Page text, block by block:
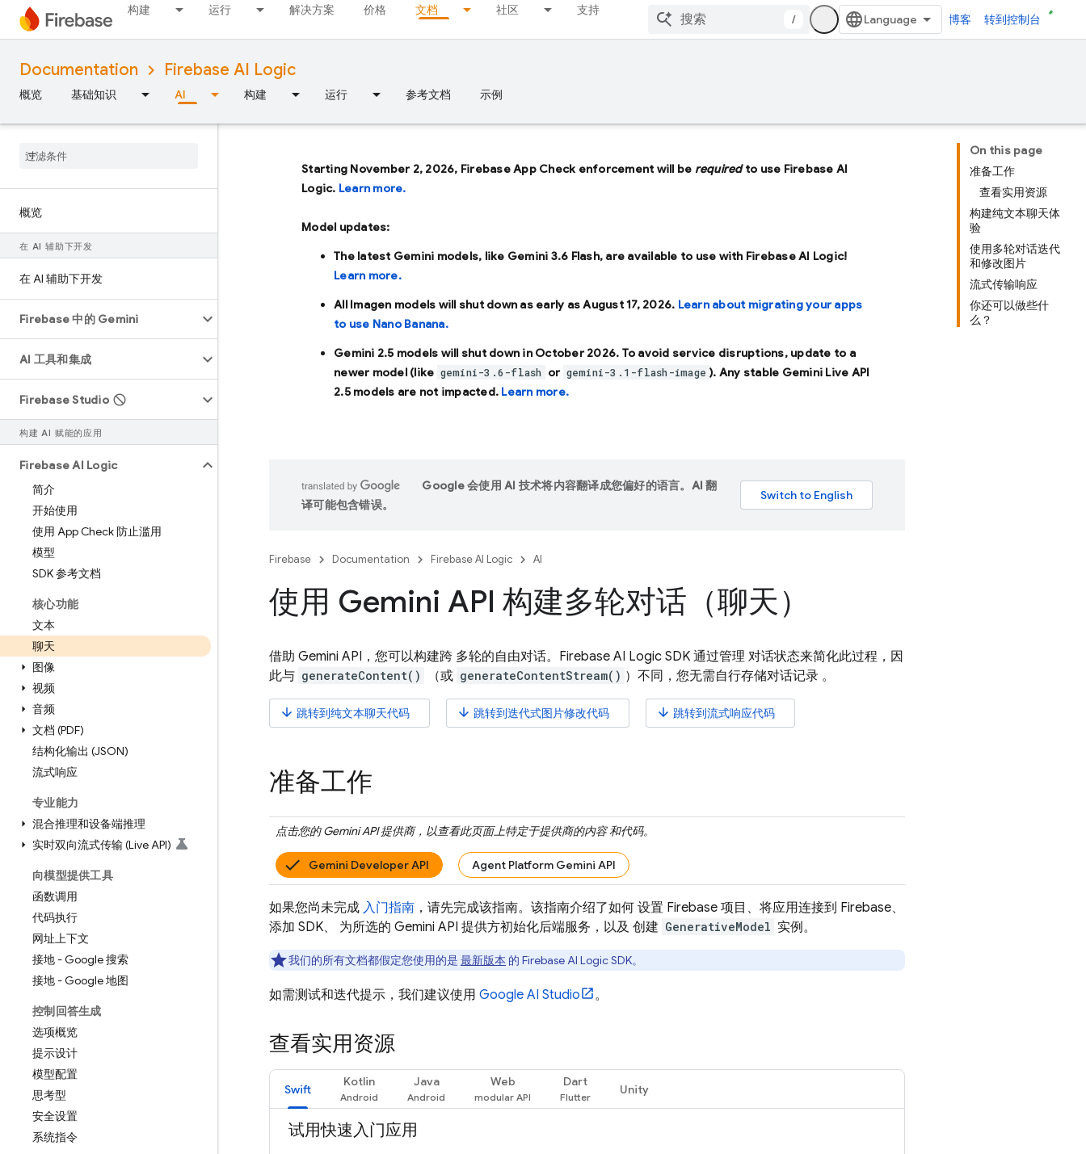
构建 运行 解决方案 价格 文档 社区 支持
/ 博客 转到控制台
Documentation Firebase AI Logic
概览 基础知识 AI 构建 运行 参考文档 示例
概览
在 AI 辅助下开发
在 AI 辅助下开发
Firebase 中的 Gemini
AI 工具和集成
Firebase Studio
构建 AI 赋能的应用
Firebase AI Logic
简介
开始使用
使用 App Check 防止滥用
模型
SDK 参考文档
核心功能
文本
聊天
图像
视频
音频
文档 (PDF)
结构化输出 (JSON)
流式响应
专业能力
混合推理和设备端推理
实时双向流式传输 (Live API)
向模型提供工具
函数调用
代码执行
网址上下文
接地 - Google 搜索
接地 - Google 地图
控制回答生成
选项概览
提示设计
模型配置
思考型
安全设置
系统指令
On this page
准备工作
查看实用资源
构建纯文本聊天体
验
使用多轮对话迭代
和修改图片
流式传输响应
你还可以做些什
么？
Starting November 2, 2026, Firebase App Check enforcement will be requiredto use Firebase AI
Logic. Learn more.
Model updates:
The latest Gemini models, like Gemini 3.6 Flash, are available to use with Firebase AI Logic!
Learn more.
All Imagen models will shut down as early asAugust 17, 2026. Learn about migrating your apps
to use Nano Banana.
Gemini 2.5 models will shut down in October 2026. To avoid service disruptions, update to a
newer model (like gemini-3.6-flash or gemini-3.1-flash-image ). Any stable Gemini Live API
2.5 models are not impacted. Learn more.
Google 会使用 AI 技术将内容翻译成您偏好的语言。AI 翻
译可能包含错误。
Firebase Documentation Firebase AI Logic AI
使用 Gemini API 构建多轮对话（聊天）
借助 Gemini API ，您可以构建跨 多轮的自由对话。 Firebase AI Logic SDK 通过管理 对话状态来简化此过程，因
此与 generateContent() （或 generateContentStream() ）不同，您无需自行存储对话记录 。
arrow_downward 跳转到纯文本聊天代码 arrow_downward 跳转到迭代式图片修改代码 arrow_downward 跳转到流式响应代码
准备工作
点击您的Gemini API提供商，以查看此页面上特定于提供商的内容 和代码。
Gemini Developer API Agent Platform Gemini API
如果您尚未完成 入门指南 ，请先完成该指南。该指南介绍了如何 设置 Firebase 项目、将应用连接到 Firebase、
添加 SDK、 为所选的 Gemini API 提供方初始化后端服务，以及 创建 GenerativeModel 实例。
我们的所有文档都假定您使用的是 最新版本 的 Firebase AI LogicSDK。
如需测试和迭代提示，我们建议使用 Google AI Studio 。
查看实用资源
Swift
Kotlin Java Web Dart
Unity
试用快速入门应用